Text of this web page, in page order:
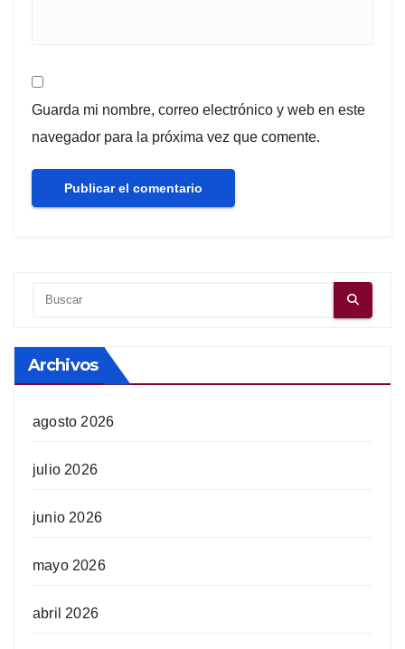
Guarda mi nombre, correo electrónico y web en este
navegador para la próxima vez que comente.
Archivos
agosto 2026
julio 2026
junio 2026
mayo 2026
abril 2026